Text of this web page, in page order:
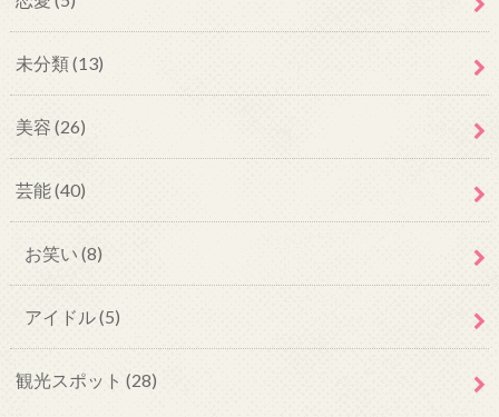
未分類(13)
美容 (26)
芸能(40)
お笑い (8)
アイドル(5)
観光スポット (28)